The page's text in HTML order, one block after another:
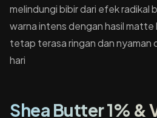
melindungi bibir dari efek radikal
warna intens dengan hasil matte
tetap terasa ringan dan nyaman
hari
Shea Butter 1% &